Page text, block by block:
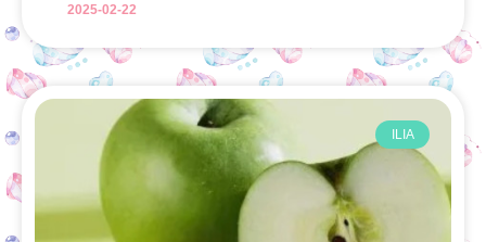
2025-02-22
ILIA